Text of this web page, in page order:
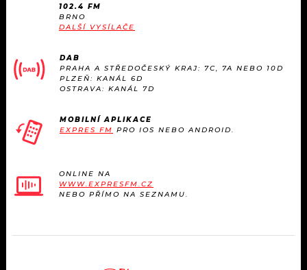
TRENDY
MIX
PLAYLIST102.4 FM
BRNO
DALŠÍ VYSÍLAČE
DAB
PRAHA A STŘEDOČESKÝ KRAJ: 7C, 7A NEBO 10D
PLZEŇ: KANÁL 6D
OSTRAVA: KANÁL 7D
MOBILNÍ APLIKACE
EXPRES FM PRO IOS NEBO ANDROID.
ONLINE NA
WWW.EXPRESFM.CZ
NEBO PŘÍMO NA SEZNAMU.